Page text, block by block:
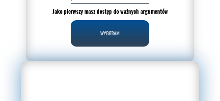
Jako pierwszy masz dostęp do ważnych argumentów
WYBIERAM